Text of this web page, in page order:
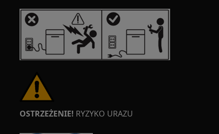
OSTRZEŻENIE! RYZYKO URAZU